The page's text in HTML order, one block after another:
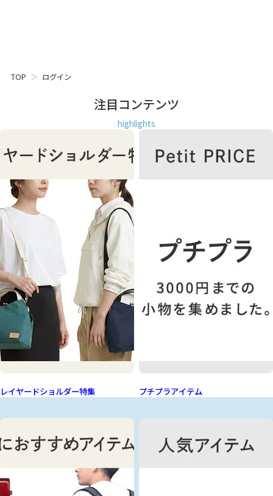
TOP ログイン
注目コンテンツ
highlights
レイヤードショルダー特集 プチプラアイテム